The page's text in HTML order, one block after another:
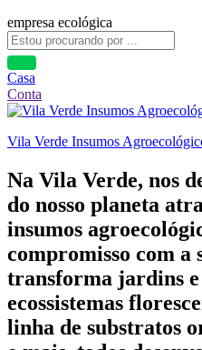
empresa ecológica
Casa
Conta
Vila Verde Insumos
Na Vila Verde, nos
do nosso planeta
insumos
compromisso com a
transforma jardins e
ecossistemas
linha de substratos